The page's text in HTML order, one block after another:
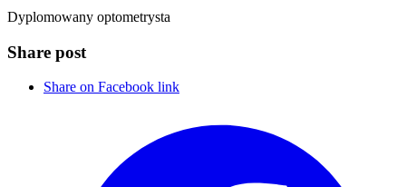
Dyplomowany optometrysta
Share post
Share on Facebook link